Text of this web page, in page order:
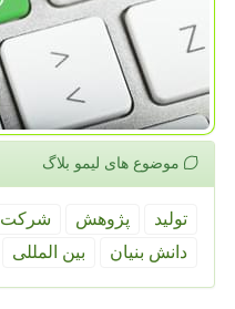
موضوع های لیمو بلاگ
تولید پژوهش شركت
دانش بنیان
بین المللی